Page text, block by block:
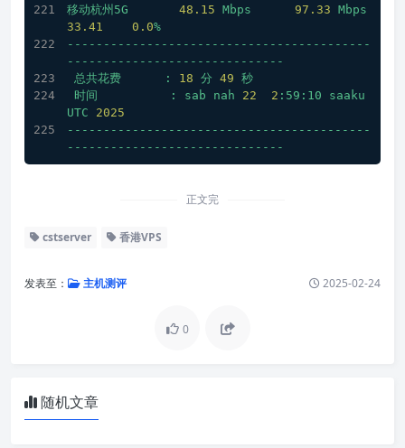
移动杭州5G
48.15 Mbps 97.33 Mbps
33.41
0.0%
------------------------------------------
------------------------------
总共花费
: 18 分 49 秒
时间
: sab nah 22 2 :59:10
saaku
UTC
2025
------------------------------------------
------------------------------
正文完
cstserver 香港VPS
发表至： 主机测评 2025-02-24
0
随机文章